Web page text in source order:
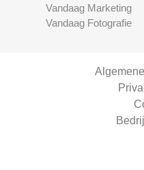
Vandaag Marketing
Vandaag Fotografie